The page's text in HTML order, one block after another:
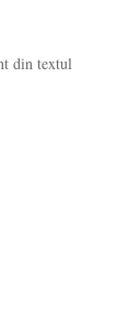
din textul